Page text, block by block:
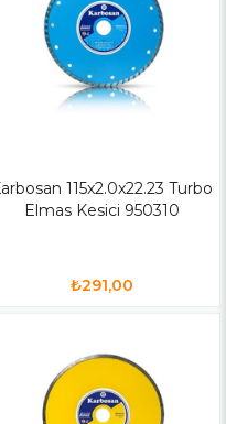
115x2.0x22.23 Turbo
Elmas Kesici 950310
₺291,00